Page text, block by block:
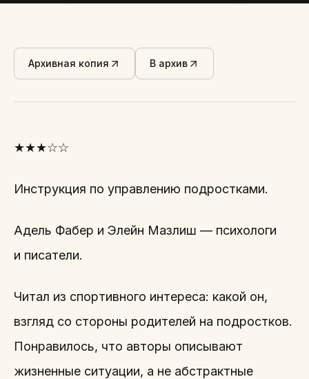
Архивная копия В архив
★★★☆☆
Инструкция по управлению подростками.
Адель Фабер и Элейн Мазлиш — психологи
и писатели.
Читал из спортивного интереса: какой он,
взгляд со стороны родителей на подростков.
Понравилось, что авторы описывают
жизненные ситуации, а не абстрактные